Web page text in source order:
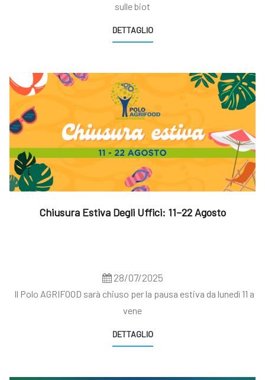
sulle biot
DETTAGLIO
Chiusura Estiva Degli Uffici: 11–22 Agosto
28/07/2025
Il Polo AGRIFOOD sarà chiuso per la pausa estiva da lunedì 11 a
vene
DETTAGLIO